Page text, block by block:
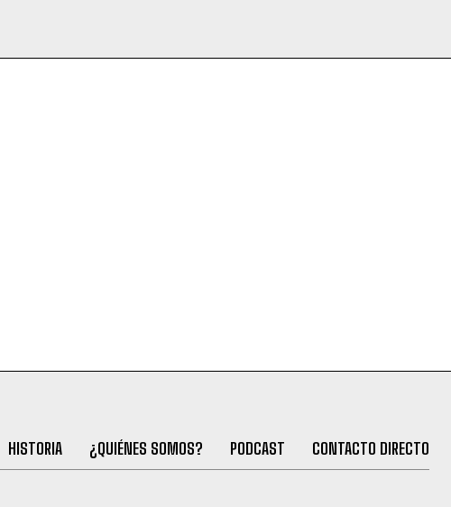
HISTORIA ¿QUIÉNES SOMOS? PODCAST CONTACTO DIRECTO